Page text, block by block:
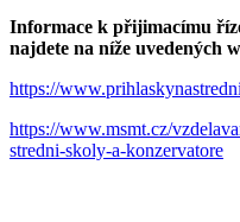
Informace k přijimacímu
najdete na níže uvedených
https://
https://www.msmt.cz/
stredni-skoly-a-konzervatore